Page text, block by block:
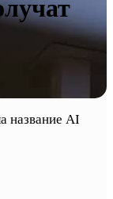
название AI